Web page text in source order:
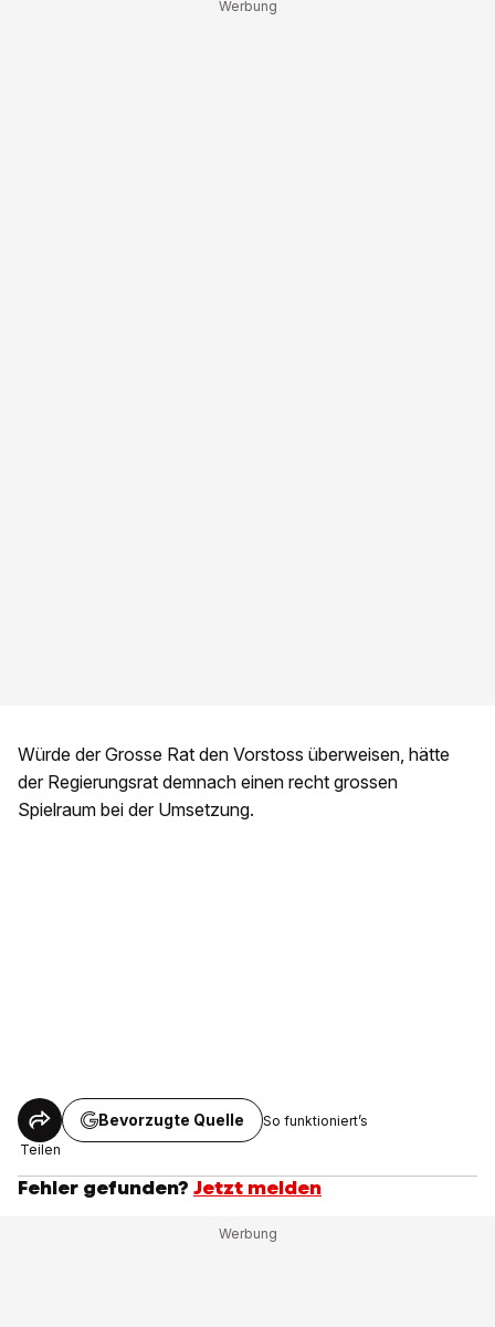
Würde der Grosse Rat den Vorstoss überweisen, hätte
der Regierungsrat demnach einen recht grossen
Spielraum bei der Umsetzung.
Teilen
Bevorzugte Quelle So funktioniert’s
Fehler gefunden? Jetzt melden